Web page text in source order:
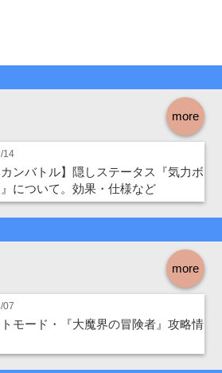
more
14
カンバトル】隠しステータス『気力ボ
について。効果・仕様など
more
07
モード・『大魔界の冒険者』攻略情